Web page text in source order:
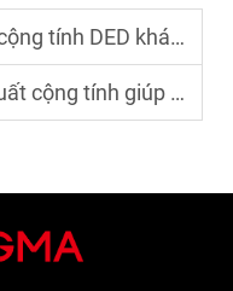
so với các phương pháp truyền thống?
sản xuất các chi tiết kim loại cỡ lớn như thế nào?